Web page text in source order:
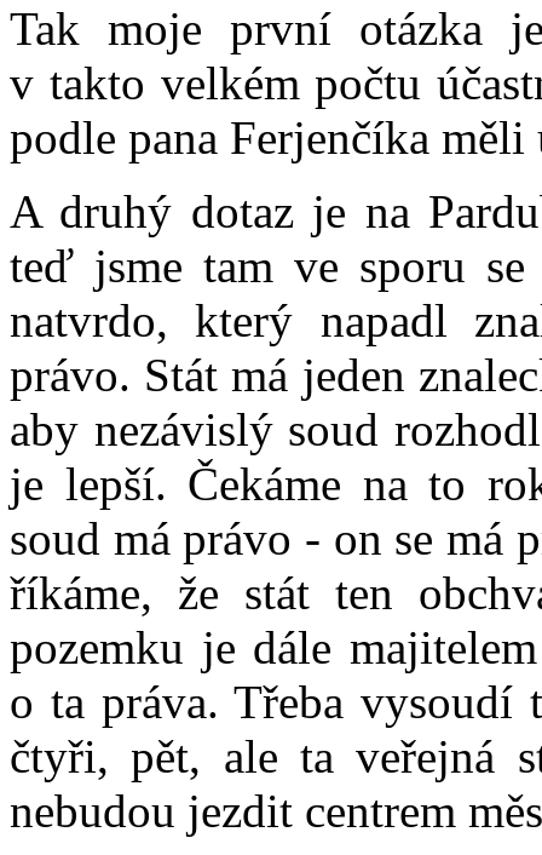
Tak moje první otázka
v takto velkém počtu
podle pana Ferjenčíka měli
A druhý dotaz je na
teď jsme tam ve sporu
natvrdo, který napadl
právo. Stát má jeden
aby nezávislý soud
je lepší. Čekáme na to
soud má právo - on se má
říkáme, že stát ten
pozemku je dále
o ta práva. Třeba
čtyři, pět, ale ta veřejná
nebudou jezdit centrem